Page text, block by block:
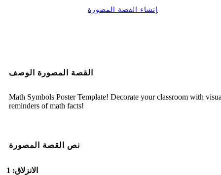
إنشاء القصة المصورة
القصة المصورة الوصف
Math Symbols Poster Template! Decorate your classroom with
reminders of math facts!
نص القصة المصورة
الانزلاق: 1